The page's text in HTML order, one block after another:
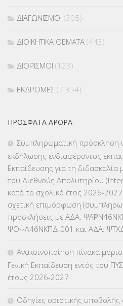
ΔΙΑΓΩΝΙΣΜΟΙ (305)
ΔΙΟΙΚΗΤΙΚΑ ΘΕΜΑΤΑ (443)
ΔΙΟΡΙΣΜΟΙ (123)
ΕΚΔΡΟΜΕΣ (7.354)
ΕΠΙΜΟΡΦΩΣΗ Τ.Π.Ε.(10)
ΕΥΡΩΠΑΪΚΑ ΠΡΟΓΡΑΜΜΑΤΑ
ΚΕΣΥ (60)
ΚΕΣΥΠ(109)
ΚΠγ – ΚΡΑΤΙΚΟ
ΚΠπ- ΚΡΑΤΙΚΟ
ΠΡΌΣΦΑΤΑ ΆΡΘΡΑ
Συμπληρωματική πρόσκληση
εκδήλωσης ενδιαφέροντος
Εκπαίδευσης για τη
του Διεθνούς Απολυτηρίου
κατά το σχολικό έτος 2026-
σχετική επιμόρφωση
προσκλήσεις με ΑΔΑ:
ΨΟΨΛ46ΝΚΠΔ-001 και ΑΔΑ:
Ανακοινοποίηση πίνακα
Γενική Εκπαίδευση εντός του
έτους 2026-2027
Οδηγίες οριστικής